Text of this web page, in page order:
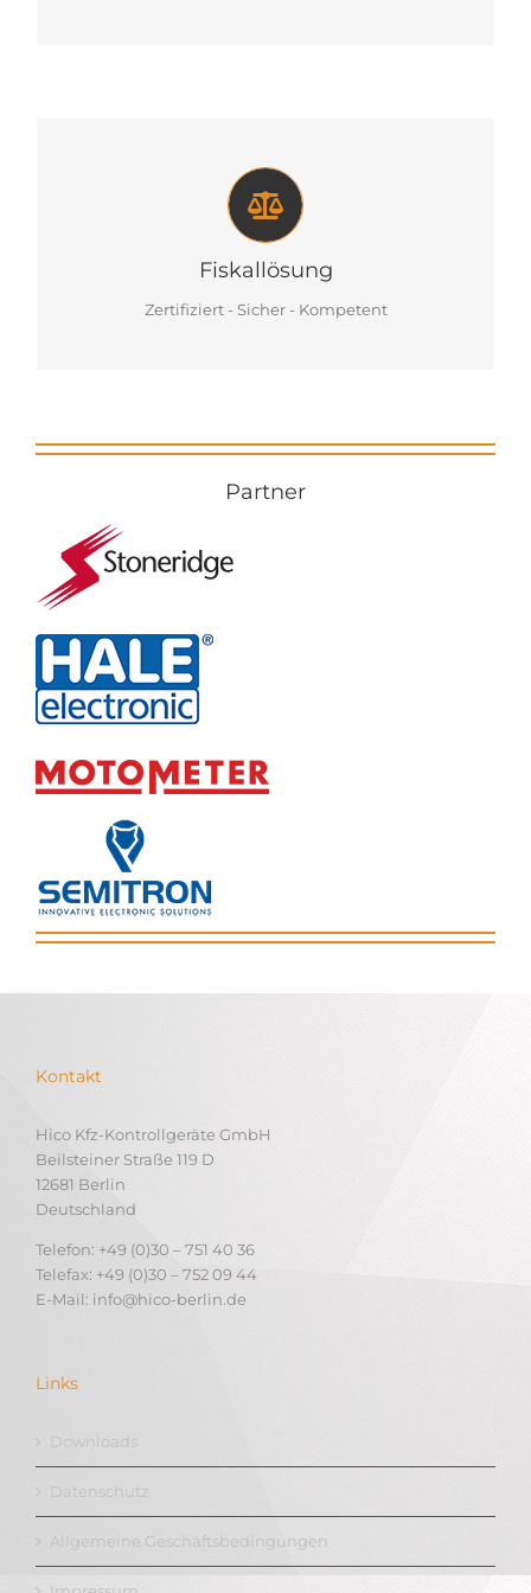
Fiskallösung
Zertifiziert - Sicher - Kompetent
Fiskallösung
Mit uns erfüllen Sie die aktuellen gesetzlichen
Anforderungen gemäß Schreiben des BMF für die
Mehr
Partner
Kontakt
Hico Kfz-Kontrollgeräte GmbH
Beilsteiner Straße 119 D
12681 Berlin
Deutschland
Telefon: +49 (0)30 – 751 40 36
Telefax: +49 (0)30 – 752 09 44
E-Mail: info@hico-berlin.de
Links
Downloads
Datenschutz
Allgemeine Geschäftsbedingungen